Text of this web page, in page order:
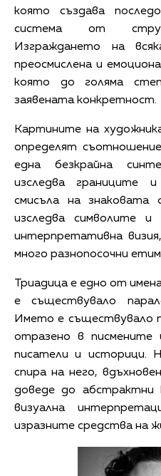
която създава
система от
Изграждането на
преосмислена и
която до голяма
заявената конкретност.
Картините на
определят
една безкрайна
изследва границите
смисъла на знаковата
изследва символите и
интерпретативна
много разнопосочни
Триадица е едно от
е съществувало
Името е съществувало
отразено в писмените
писатели и историци.
спира на него,
доведе до абстрактни
визуална
изразните средства на